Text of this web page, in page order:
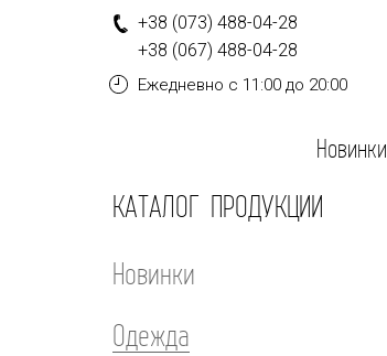
+38 (073) 488-04-28
+38 (067) 488-04-28
Ежедневно с 11:00 до 20:00
Новинки
КАТАЛОГ ПРОДУКЦИИ
Новинки
Одежда